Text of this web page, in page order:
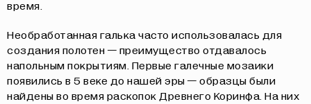
время.
Необработанная галька часто использовалась для
создания полотен — преимущество отдавалось
напольным покрытиям. Первые галечные мозаики
появились в 5 веке до нашей эры — образцы были
найдены во время раскопок Древнего Коринфа. На них